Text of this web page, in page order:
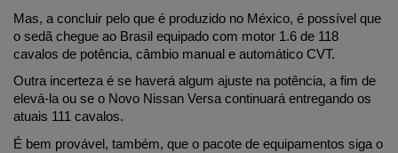
Mas, a concluir pelo que é produzido no México, é possível que
o sedã chegue ao Brasil equipado com motor 1.6 de 118
cavalos de potência, câmbio manual e automático CVT.
Outra incerteza é se haverá algum ajuste na potência, a fim de
elevá-la ou se o Novo Nissan Versa continuará entregando os
atuais 111 cavalos.
É bem provável, também, que o pacote de equipamentos siga o